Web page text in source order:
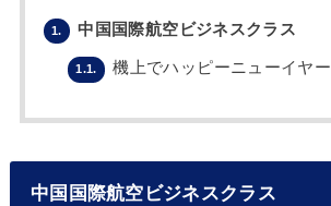
1. 中国国際航空ビジネスクラス
1.1. 機上でハッピーニューイヤー
中国国際航空ビジネスクラス